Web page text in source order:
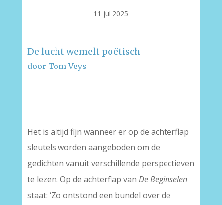
11 jul 2025
De lucht wemelt poëtisch
door Tom Veys
Het is altijd fijn wanneer er op de achterflap
sleutels worden aangeboden om de
gedichten vanuit verschillende perspectieven
te lezen. Op de achterflap van De Beginselen
staat: ‘Zo ontstond een bundel over de